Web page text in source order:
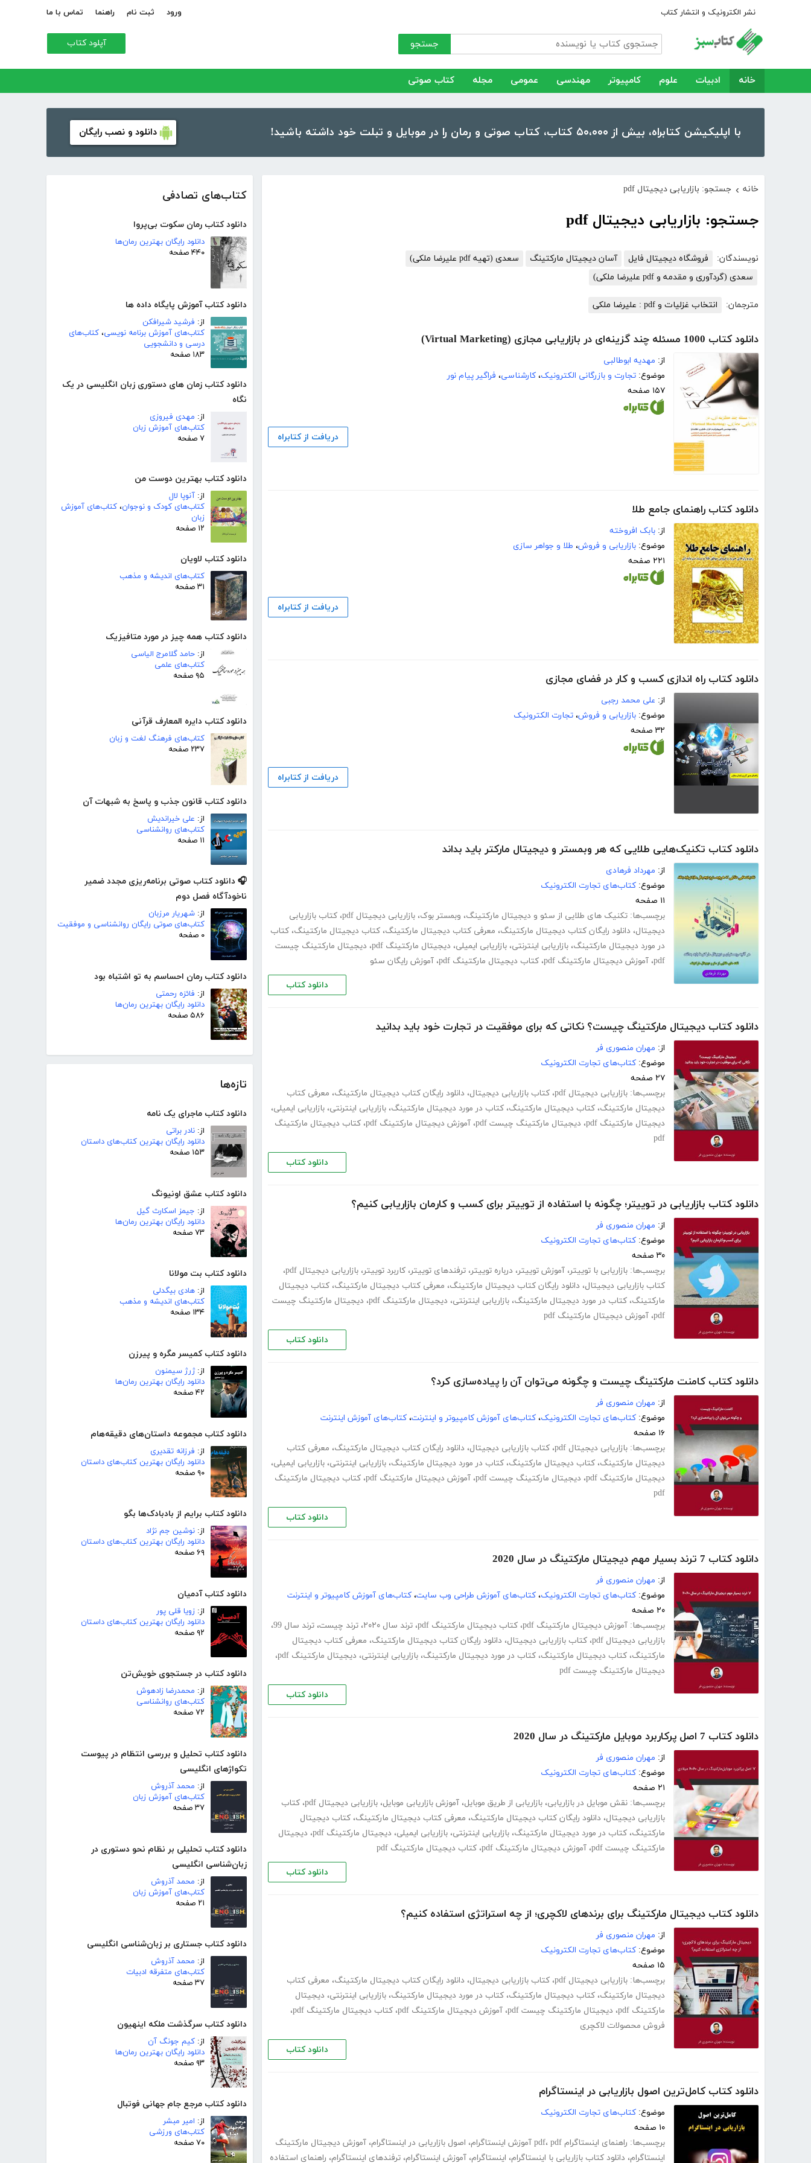
نشر الکترونیک و انتشار کتاب ورود ثبت نام راهنما تماس با ما
جستجو آپلود کتاب
خانه ادبیات علوم کامپیوتر مهندسی عمومی مجله کتاب صوتی
با اپلیکیشن کتابراه، بیش از ۵۰،۰۰۰ کتاب، کتاب صوتی و رمان را در موبایل و تبلت خود داشته باشید! دانلود و نصب رایگان
کتاب‌های تصادفی
دانلود کتاب رمان سکوت بی‌پروا
دانلود رایگان بهترین رمان‌ها
۴۴۰ صفحه
دانلود کتاب آموزش پایگاه داده ها
از: فرشید شیرافکن
کتاب‌های آموزش برنامه نویسی، کتاب‌های
درسی و دانشجویی
۱۸۳ صفحه
دانلود کتاب زمان های دستوری زبان انگلیسی در یک
نگاه
از: مهدی فیروزی
کتاب‌های آموزش زبان
۷ صفحه
دانلود کتاب بهترین دوست من
از: آنوپا لال
کتاب‌های کودک و نوجوان، کتاب‌های آموزش
زبان
۱۲ صفحه
دانلود کتاب لاویان
کتاب‌های اندیشه و مذهب
۳۱ صفحه
دانلود کتاب همه چیز در مورد متافیزیک
از: حامد گلامرج الیاسی
کتاب‌های علمی
۹۵ صفحه
دانلود کتاب دایره المعارف قرآنی
کتاب‌های فرهنگ لغت و زبان
۲۳۷ صفحه
دانلود کتاب قانون جذب و پاسخ به شبهات آن
از: علی خیراندیش
کتاب‌های روانشناسی
۱۱ صفحه
🎧 دانلود کتاب صوتی برنامه‌ریزی مجدد ضمیر
ناخودآگاه فصل دوم
از: شهریار مرزبان
کتاب‌های صوتی رایگان روانشناسی و موفقیت
۰ صفحه
دانلود کتاب رمان احساسم به تو اشتباه بود
از: فائزه رحمتی
دانلود رایگان بهترین رمان‌ها
۵۸۶ صفحه
تازه‌ها
دانلود کتاب ماجرای یک نامه
از: نادر براتی
دانلود رایگان بهترین کتاب‌های داستان
۱۵۳ صفحه
دانلود کتاب عشق اونیونگ
از: جیمز اسکارث گیل
دانلود رایگان بهترین رمان‌ها
۷۳ صفحه
دانلود کتاب بت مولانا
از: هادی بیگدلی
کتاب‌های اندیشه و مذهب
۱۳۴ صفحه
دانلود کتاب کمیسر مگره و پیرزن
از:ژرژ سیمنون
دانلود رایگان بهترین رمان‌ها
۴۲ صفحه
دانلود کتاب مجموعه داستان‌های دقیقه‌هام
از: فرزانه تقدیری
دانلود رایگان بهترین کتاب‌های داستان
۹۰ صفحه
دانلود کتاب برایم از بادبادک‌ها بگو
از: نوشین جم نژاد
دانلود رایگان بهترین کتاب‌های داستان
۶۹ صفحه
دانلود کتاب آدمیان
از: زویا قلی پور
دانلود رایگان بهترین کتاب‌های داستان
۹۲ صفحه
دانلود کتاب در جستجوی خویش‌تن
از: محمدرضا زادهوش
کتاب‌های روانشناسی
۷۲ صفحه
دانلود کتاب تحلیل و بررسی انتظام در پیوست
تکواژهای انگلیسی
از: محمد آذروش
کتاب‌های آموزش زبان
۳۷ صفحه
دانلود کتاب تحلیلی بر نظام نحو دستوری در
زبان‌شناسی انگلیسی
از: محمد آذروش
کتاب‌های آموزش زبان
۲۱ صفحه
دانلود کتاب جستاری بر زبان‌شناسی انگلیسی
از: محمد آذروش
کتاب‌های متفرقه ادبیات
۳۷ صفحه
دانلود کتاب سرگذشت ملکه اینهیون
از: کیم جونگ آن
دانلود رایگان بهترین رمان‌ها
۹۳ صفحه
دانلود کتاب مرجع جام جهانی فوتبال
از: امیر مبشر
کتاب‌های ورزشی
۷۰ صفحه
خانه › جستجو: بازاریابی دیجیتال pdf
جستجو: بازاریابی دیجیتال pdf
نویسندگان: فروشگاه دیجیتال فایل آسان دیجیتال مارکتینگ
سعدی (تهیه pdf علیرضا ملکی)
سعدی (گردآوری و مقدمه و pdf علیرضا ملکی)
مترجمان: انتخاب غزلیات و pdf : علیرضا ملکی
دانلود کتاب 1000 مسئله چند گزینه‌ای در بازاریابی مجازی (Virtual Marketing)
از: مهدیه ابوطالبی
موضوع: تجارت و بازرگانی الکترونیک، کارشناسی، فراگیر پیام نور
۱۵۷ صفحه
دریافت از کتابراه
دانلود کتاب راهنمای جامع طلا
از: بابک افروخته
موضوع: بازاریابی و فروش، طلا و جواهر سازی
۲۲۱ صفحه
دریافت از کتابراه
دانلود کتاب راه اندازی کسب و کار در فضای مجازی
از: علی محمد رجبی
موضوع: بازاریابی و فروش، تجارت الکترونیک
۳۲ صفحه
دریافت از کتابراه
دانلود کتاب تکنیک‌هایی طلایی که هر وبمستر و دیجیتال مارکتر باید بداند
از: مهرداد فرهادی
موضوع: کتاب‌های تجارت الکترونیک
۱۱ صفحه
برچسب‌ها: تکنیک های طلایی از سئو و دیجیتال مارکتینگ، وبمستر بوک، بازاریابی دیجیتال pdf ، کتاب بازاریابی
دیجیتال، دانلود رایگان کتاب دیجیتال مارکتینگ، معرفی کتاب دیجیتال مارکتینگ، کتاب دیجیتال مارکتینگ، کتاب
در مورد دیجیتال مارکتینگ، بازاریابی اینترنتی، بازاریابی ایمیلی، دیجیتال مارکتینگ pdf ، دیجیتال مارکتینگ چیست
pdf، آموزش دیجیتال مارکتینگ pdf ، کتاب دیجیتال مارکتینگ pdf ، آموزش رایگان سئو
دانلود کتاب
دانلود کتاب دیجیتال مارکتینگ چیست؟ نکاتی که برای موفقیت در تجارت خود باید بدانید
از: مهران منصوری فر
موضوع: کتاب‌های تجارت الکترونیک
۲۷ صفحه
برچسب‌ها: بازاریابی دیجیتال pdf ، کتاب بازاریابی دیجیتال، دانلود رایگان کتاب دیجیتال مارکتینگ، معرفی کتاب
دیجیتال مارکتینگ، کتاب دیجیتال مارکتینگ، کتاب در مورد دیجیتال مارکتینگ، بازاریابی اینترنتی، بازاریابی ایمیلی،
دیجیتال مارکتینگ pdf
، دیجیتال مارکتینگ چیست pdf ، آموزش دیجیتال مارکتینگ pdf ، کتاب دیجیتال مارکتینگ
pdf
دانلود کتاب
دانلود کتاب بازاریابی در توییتر؛ چگونه با استفاده از توییتر برای کسب و‌ کارمان بازاریابی کنیم؟
از: مهران منصوری فر
موضوع: کتاب‌های تجارت الکترونیک
۳۰ صفحه
برچسب‌ها: بازاریابی با توییتر، آموزش توییتر، درباره توییتر، ترفندهای توییتر، کاربرد توییتر، بازاریابی دیجیتال pdf
،
کتاب بازاریابی دیجیتال، دانلود رایگان کتاب دیجیتال مارکتینگ، معرفی کتاب دیجیتال مارکتینگ، کتاب دیجیتال
مارکتینگ، کتاب در مورد دیجیتال مارکتینگ، بازاریابی اینترنتی، دیجیتال مارکتینگ pdf ، دیجیتال مارکتینگ چیست
pdf، آموزش دیجیتال مارکتینگ pdf
دانلود کتاب
دانلود کتاب کامنت مارکتینگ چیست و چگونه می‌توان آن را پیاده‌سازی کرد؟
از: مهران منصوری فر
موضوع: کتاب‌های تجارت الکترونیک، کتاب‌های آموزش کامپیوتر و اینترنت، کتاب‌های آموزش اینترنت
۱۶ صفحه
برچسب‌ها: بازاریابی دیجیتال pdf ، کتاب بازاریابی دیجیتال، دانلود رایگان کتاب دیجیتال مارکتینگ، معرفی کتاب
دیجیتال مارکتینگ، کتاب دیجیتال مارکتینگ، کتاب در مورد دیجیتال مارکتینگ، بازاریابی اینترنتی، بازاریابی ایمیلی،
دیجیتال مارکتینگ pdf
، دیجیتال مارکتینگ چیست pdf ، آموزش دیجیتال مارکتینگ pdf ، کتاب دیجیتال مارکتینگ
pdf
دانلود کتاب
دانلود کتاب 7 ترند بسیار مهم دیجیتال مارکتینگ در سال 2020
از: مهران منصوری فر
موضوع: کتاب‌های تجارت الکترونیک، کتاب‌های آموزش طراحی وب سایت، کتاب‌های آموزش کامپیوتر و اینترنت
۲۰ صفحه
برچسب‌ها: آموزش دیجیتال مارکتینگ pdf ، کتاب دیجیتال مارکتینگ pdf ، ترند سال ۲۰۲۰ ، ترند چیست، ترند سال 99
،
بازاریابی دیجیتال pdf
، کتاب بازاریابی دیجیتال، دانلود رایگان کتاب دیجیتال مارکتینگ، معرفی کتاب دیجیتال
مارکتینگ، کتاب دیجیتال مارکتینگ، کتاب در مورد دیجیتال مارکتینگ، بازاریابی اینترنتی، دیجیتال مارکتینگ pdf
،
دیجیتال مارکتینگ چیست pdf
دانلود کتاب
دانلود کتاب 7 اصل پرکاربرد موبایل مارکتینگ در سال 2020
از: مهران منصوری فر
موضوع: کتاب‌های تجارت الکترونیک
۲۱ صفحه
برچسب‌ها: نقش موبایل در بازاریابی، بازاریابی از طریق موبایل، آموزش بازاریابی موبایل، بازاریابی دیجیتال pdf ، کتاب
بازاریابی دیجیتال، دانلود رایگان کتاب دیجیتال مارکتینگ، معرفی کتاب دیجیتال مارکتینگ، کتاب دیجیتال
مارکتینگ، کتاب در مورد دیجیتال مارکتینگ، بازاریابی اینترنتی، بازاریابی ایمیلی، دیجیتال مارکتینگ pdf ، دیجیتال
مارکتینگ چیست pdf
، آموزش دیجیتال مارکتینگ pdf ، کتاب دیجیتال مارکتینگ pdf
دانلود کتاب
دانلود کتاب دیجیتال مارکتینگ برای برندهای لاکچری؛ از چه استراتژی استفاده کنیم؟
از: مهران منصوری فر
موضوع: کتاب‌های تجارت الکترونیک
۱۵ صفحه
برچسب‌ها: بازاریابی دیجیتال pdf ، کتاب بازاریابی دیجیتال، دانلود رایگان کتاب دیجیتال مارکتینگ، معرفی کتاب
دیجیتال مارکتینگ، کتاب دیجیتال مارکتینگ، کتاب در مورد دیجیتال مارکتینگ، بازاریابی اینترنتی، دیجیتال
مارکتینگ pdf
، دیجیتال مارکتینگ چیست pdf ، آموزش دیجیتال مارکتینگ pdf ، کتاب دیجیتال مارکتینگ pdf
،
فروش محصولات لاکچری
دانلود کتاب
دانلود کتاب کامل‌ترین اصول بازاریابی در اینستاگرام
موضوع: کتاب‌های تجارت الکترونیک
۱۰ صفحه
برچسب‌ها: راهنمای اینستاگرام pdf ، pdf آموزش اینستاگرام ، اصول بازاریابی در اینستاگرام، آموزش دیجیتال مارکتینگ
اینستاگرام، دانلود کتاب بازاریابی با اینستاگرام، اینستاگرام، آموزش اینستاگرام، ترفندهای اینستاگرام، راهنمای استفاده